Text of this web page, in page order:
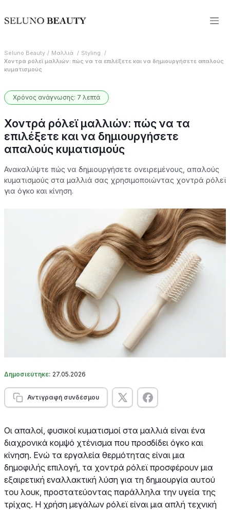
Seluno Beauty Μαλλιά
Styling
Χοντρά ρόλεϊ μαλλιών: πώς να τα επιλέξετε και να δημιουργήσετε απαλούς
κυματισμούς
Χρόνος ανάγνωσης: 7 λεπτά
Χοντρά ρόλεϊ μαλλιών: πώς να τα
επιλέξετε και να δημιουργήσετε
απαλούς κυματισμούς
Ανακαλύψτε πώς να δημιουργήσετε ονειρεμένους, απαλούς
κυματισμούς στα μαλλιά σας χρησιμοποιώντας χοντρά ρόλεϊ
για όγκο και κίνηση.
Δημοσιεύτηκε: 27.05.2026
Αντιγραφή συνδέσμου
Οι απαλοί, φυσικοί κυματισμοί στα μαλλιά είναι ένα
διαχρονικά κομψό χτένισμα που προσδίδει όγκο και
κίνηση. Ενώ τα εργαλεία θερμότητας είναι μια
δημοφιλής επιλογή, τα χοντρά ρόλεϊ προσφέρουν μια
εξαιρετική εναλλακτική λύση για τη δημιουργία αυτού
του λουκ, προστατεύοντας παράλληλα την υγεία της
τρίχας. Η χρήση μεγάλων ρόλεϊ είναι μια απλή τεχνική